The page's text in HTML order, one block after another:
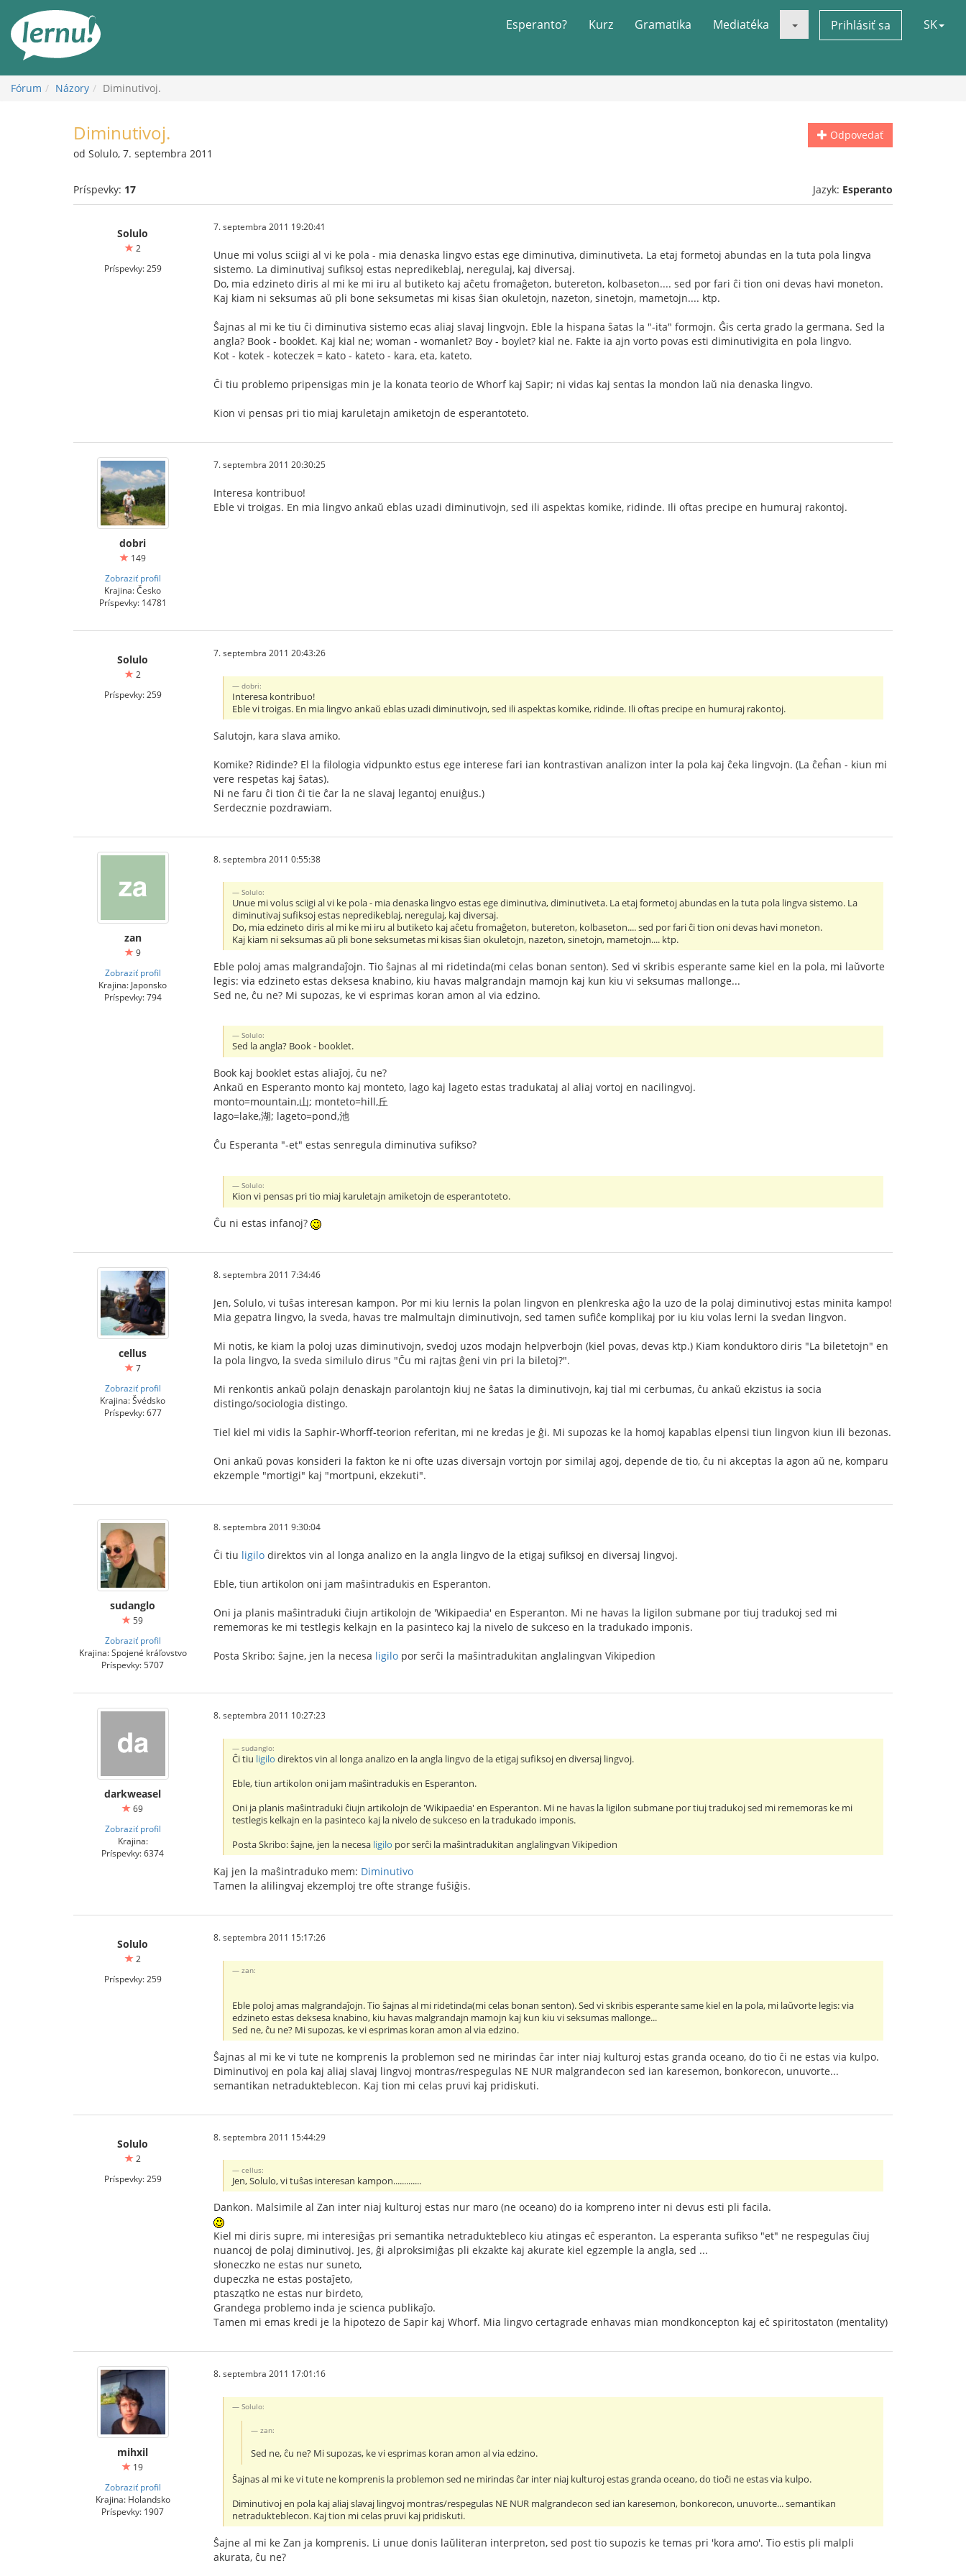
obsah
Esperanto? Kurz Gramatika Mediatéka Prihlásiť sa SK
Fórum Názory Diminutivoj.
Odpovedať
Diminutivoj.
od Solulo, 7. septembra 2011
Príspevky: 17 Jazyk: Esperanto
Solulo
2
Príspevky: 259
7. septembra 2011 19:20:41
Unue mi volus sciigi al vi ke pola - mia denaska lingvo estas ege diminutiva, diminutiveta. La etaj formetoj abundas en la tuta pola lingva
sistemo. La diminutivaj sufiksoj estas nepredikeblaj, neregulaj, kaj diversaj.
Do, mia edzineto diris al mi ke mi iru al butiketo kaj aĉetu fromaĝeton, butereton, kolbaseton.... sed por fari ĉi tion oni devas havi moneton.
Kaj kiam ni seksumas aŭ pli bone seksumetas mi kisas ŝian okuletojn, nazeton, sinetojn, mametojn.... ktp.
Ŝajnas al mi ke tiu ĉi diminutiva sistemo ecas aliaj slavaj lingvojn. Eble la hispana ŝatas la "-ita" formojn. Ĝis certa grado la germana. Sed la
angla? Book - booklet. Kaj kial ne; woman - womanlet? Boy - boylet? kial ne. Fakte ia ajn vorto povas esti diminutivigita en pola lingvo.
Kot - kotek - koteczek = kato - kateto - kara, eta, kateto.
Ĉi tiu problemo pripensigas min je la konata teorio de Whorf kaj Sapir; ni vidas kaj sentas la mondon laŭ nia denaska lingvo.
Kion vi pensas pri tio miaj karuletajn amiketojn de esperantoteto.
dobri
149
Zobraziť profil
Krajina: Česko
Príspevky: 14781
7. septembra 2011 20:30:25
Interesa kontribuo!
Eble vi troigas. En mia lingvo ankaŭ eblas uzadi diminutivojn, sed ili aspektas komike, ridinde. Ili oftas precipe en humuraj rakontoj.
Solulo
2
Príspevky: 259
7. septembra 2011 20:43:26
dobri:
Interesa kontribuo!
Eble vi troigas. En mia lingvo ankaŭ eblas uzadi diminutivojn, sed ili aspektas komike, ridinde. Ili oftas precipe en humuraj rakontoj.
Salutojn, kara slava amiko.
Komike? Ridinde? El la filologia vidpunkto estus ege interese fari ian kontrastivan analizon inter la pola kaj ĉeka lingvojn. (La ĉeĥan - kiun mi
vere respetas kaj ŝatas).
Ni ne faru ĉi tion ĉi tie ĉar la ne slavaj legantoj enuiĝus.)
Serdecznie pozdrawiam.
zan
9
Zobraziť profil
Krajina: Japonsko
Príspevky: 794
8. septembra 2011 0:55:38
Solulo:
Unue mi volus sciigi al vi ke pola - mia denaska lingvo estas ege diminutiva, diminutiveta. La etaj formetoj abundas en la tuta pola lingva sistemo. La
diminutivaj sufiksoj estas nepredikeblaj, neregulaj, kaj diversaj.
Do, mia edzineto diris al mi ke mi iru al butiketo kaj aĉetu fromaĝeton, butereton, kolbaseton.... sed por fari ĉi tion oni devas havi moneton.
Kaj kiam ni seksumas aŭ pli bone seksumetas mi kisas ŝian okuletojn, nazeton, sinetojn, mametojn.... ktp.
Eble poloj amas malgrandaĵojn. Tio ŝajnas al mi ridetinda(mi celas bonan senton). Sed vi skribis esperante same kiel en la pola, mi laŭvorte
legis: via edzineto estas deksesa knabino, kiu havas malgrandajn mamojn kaj kun kiu vi seksumas mallonge...
Sed ne, ĉu ne? Mi supozas, ke vi esprimas koran amon al via edzino.
Solulo:
Sed la angla? Book - booklet.
Book kaj booklet estas aliaĵoj, ĉu ne?
Ankaŭ en Esperanto monto kaj monteto, lago kaj lageto estas tradukataj al aliaj vortoj en nacilingvoj.
monto=mountain,山; monteto=hill,丘
lago=lake,湖; lageto=pond,池
Ĉu Esperanta "-et" estas senregula diminutiva sufikso?
Solulo:
Kion vi pensas pri tio miaj karuletajn amiketojn de esperantoteto.
Ĉu ni estas infanoj?
cellus
7
Zobraziť profil
Krajina: Švédsko
Príspevky: 677
8. septembra 2011 7:34:46
Jen, Solulo, vi tuŝas interesan kampon. Por mi kiu lernis la polan lingvon en plenkreska aĝo la uzo de la polaj diminutivoj estas minita kampo!
Mia gepatra lingvo, la sveda, havas tre malmultajn diminutivojn, sed tamen sufiĉe komplikaj por iu kiu volas lerni la svedan lingvon.
Mi notis, ke kiam la poloj uzas diminutivojn, svedoj uzos modajn helpverbojn (kiel povas, devas ktp.) Kiam konduktoro diris "La biletetojn" en
la pola lingvo, la sveda similulo dirus "Ĉu mi rajtas ĝeni vin pri la biletoj?".
Mi renkontis ankaŭ polajn denaskajn parolantojn kiuj ne ŝatas la diminutivojn, kaj tial mi cerbumas, ĉu ankaŭ ekzistus ia socia
distingo/sociologia distingo.
Tiel kiel mi vidis la Saphir-Whorff-teorion referitan, mi ne kredas je ĝi. Mi supozas ke la homoj kapablas elpensi tiun lingvon kiun ili bezonas.
Oni ankaŭ povas konsideri la fakton ke ni ofte uzas diversajn vortojn por similaj agoj, depende de tio, ĉu ni akceptas la agon aŭ ne, komparu
ekzemple "mortigi" kaj "mortpuni, ekzekuti".
sudanglo
59
Zobraziť profil
Krajina: Spojené kráľovstvo
Príspevky: 5707
8. septembra 2011 9:30:04
Ĉi tiu ligilo direktos vin al longa analizo en la angla lingvo de la etigaj sufiksoj en diversaj lingvoj.
Eble, tiun artikolon oni jam maŝintradukis en Esperanton.
Oni ja planis maŝintraduki ĉiujn artikolojn de 'Wikipaedia' en Esperanton. Mi ne havas la ligilon submane por tiuj tradukoj sed mi
rememoras ke mi testlegis kelkajn en la pasinteco kaj la nivelo de sukceso en la tradukado imponis.
Posta Skribo: ŝajne, jen la necesa ligilo por serĉi la maŝintradukitan anglalingvan Vikipedion
darkweasel
69
Zobraziť profil
Krajina:
Príspevky: 6374
8. septembra 2011 10:27:23
sudanglo:
Ĉi tiu ligilo direktos vin al longa analizo en la angla lingvo de la etigaj sufiksoj en diversaj lingvoj.
Eble, tiun artikolon oni jam maŝintradukis en Esperanton.
Oni ja planis maŝintraduki ĉiujn artikolojn de 'Wikipaedia' en Esperanton. Mi ne havas la ligilon submane por tiuj tradukoj sed mi rememoras ke mi
testlegis kelkajn en la pasinteco kaj la nivelo de sukceso en la tradukado imponis.
Posta Skribo: ŝajne, jen la necesa ligilo por serĉi la maŝintradukitan anglalingvan Vikipedion
Kaj jen la maŝintraduko mem: Diminutivo
Tamen la alilingvaj ekzemploj tre ofte strange fuŝiĝis.
Solulo
2
Príspevky: 259
8. septembra 2011 15:17:26
zan:
Eble poloj amas malgrandaĵojn. Tio ŝajnas al mi ridetinda(mi celas bonan senton). Sed vi skribis esperante same kiel en la pola, mi laŭvorte legis: via
edzineto estas deksesa knabino, kiu havas malgrandajn mamojn kaj kun kiu vi seksumas mallonge...
Sed ne, ĉu ne? Mi supozas, ke vi esprimas koran amon al via edzino.
Ŝajnas al mi ke vi tute ne komprenis la problemon sed ne mirindas ĉar inter niaj kulturoj estas granda oceano, do tio ĉi ne estas via kulpo.
Diminutivoj en pola kaj aliaj slavaj lingvoj montras/respegulas NE NUR malgrandecon sed ian karesemon, bonkorecon, unuvorte...
semantikan netradukteblecon. Kaj tion mi celas pruvi kaj pridiskuti.
Solulo
2
Príspevky: 259
8. septembra 2011 15:44:29
cellus:
Jen, Solulo, vi tuŝas interesan kampon.............
Dankon. Malsimile al Zan inter niaj kulturoj estas nur maro (ne oceano) do ia kompreno inter ni devus esti pli facila.
Kiel mi diris supre, mi interesiĝas pri semantika netraduktebleco kiu atingas eĉ esperanton. La esperanta sufikso "et" ne respegulas ĉiuj
nuancoj de polaj diminutivoj. Jes, ĝi alproksimiĝas pli ekzakte kaj akurate kiel egzemple la angla, sed ...
słoneczko ne estas nur suneto,
dupeczka ne estas postaĵeto,
ptaszątko ne estas nur birdeto,
Grandega problemo inda je scienca publikaĵo.
Tamen mi emas kredi je la hipotezo de Sapir kaj Whorf. Mia lingvo certagrade enhavas mian mondkoncepton kaj eĉ spiritostaton (mentality)
mihxil
19
Zobraziť profil
Krajina: Holandsko
Príspevky: 1907
8. septembra 2011 17:01:16
Solulo:
zan:
Sed ne, ĉu ne? Mi supozas, ke vi esprimas koran amon al via edzino.
Ŝajnas al mi ke vi tute ne komprenis la problemon sed ne mirindas ĉar inter niaj kulturoj estas granda oceano, do tioĉi ne estas via kulpo.
Diminutivoj en pola kaj aliaj slavaj lingvoj montras/respegulas NE NUR malgrandecon sed ian karesemon, bonkorecon, unuvorte... semantikan
netradukteblecon. Kaj tion mi celas pruvi kaj pridiskuti.
Ŝajne al mi ke Zan ja komprenis. Li unue donis laŭliteran interpreton, sed post tio supozis ke temas pri 'kora amo'. Tio estis pli malpli
akurata, ĉu ne?